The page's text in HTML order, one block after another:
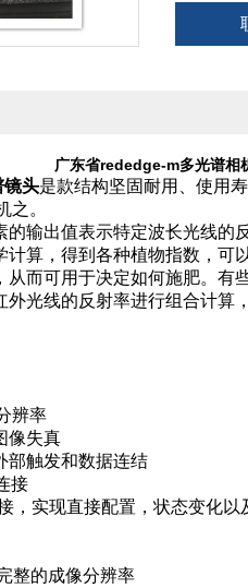
广东省rededge-m多光谱相
镜头是款结构坚固耐用、使用
之。
的输出值表示特定波长光线的
算，得到各种植物指数，
而可用于决定如何施肥。有
外光线的反射率进行组合计
辨率
像失真
部触发和数据连结
接
，实现直接配置，状态变化以
整的成像分辨率